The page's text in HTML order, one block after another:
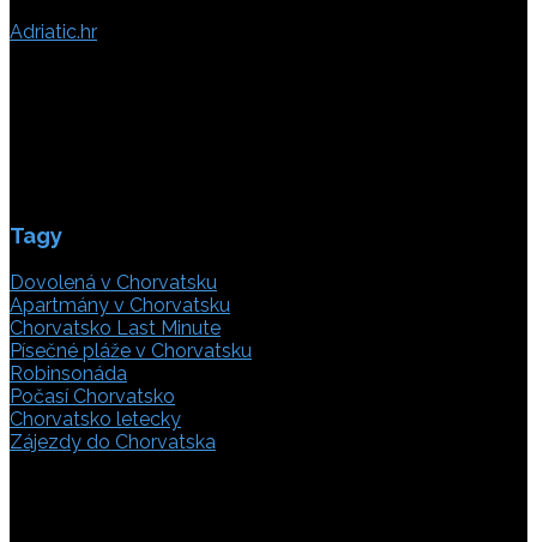
Adriatic.hr
Tagy
Dovolená v Chorvatsku
Apartmány v Chorvatsku
Chorvatsko Last Minute
Písečné pláže v Chorvatsku
Robinsonáda
Počasí Chorvatsko
Chorvatsko letecky
Zájezdy do Chorvatska